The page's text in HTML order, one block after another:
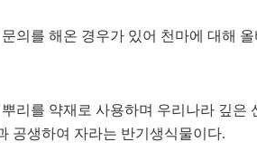
의를 해온 경우가 있어 천마에 대해
리를 약재로 사용하며 우리나라 깊은
공생하여 자라는 반기생식물이다.